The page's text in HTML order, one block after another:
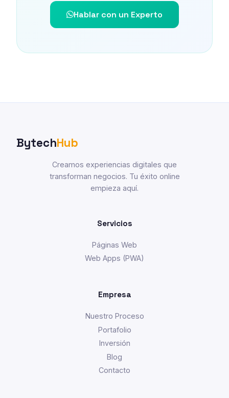
Hablar con un Experto
BytechHub
Creamos experiencias digitales que
transforman negocios. Tu éxito online
empieza aquí.
Servicios
Páginas Web
Web Apps (PWA)
Empresa
Nuestro Proceso
Portafolio
Inversión
Blog
Contacto